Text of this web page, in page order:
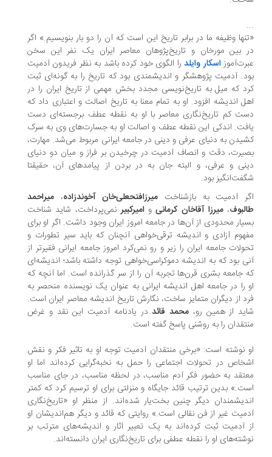
وظیفه ما در برابر تاریخ این است که آن را دو بار بنویسیم.» اگر
بین مورخان و تاریخ‌پژوهان معاصر ایران یک نفر این سخن
اسکار وایلدرا الگوی خود کرده باشد به نظر فریدون آدمیت
آدمیت پژوهشگر و اندیشمندی بود که تاریخ را به گونه‌ای ثبت
که میل به تاریخ‌نویسی مجدد بخش مهمی از تاریخ ایران را در
اندیشه افزود. او به تمام معنا به تاریخ اصالت و اعتباری داد که
کم تاریخ‌نگاری معاصر با او به نقطه عطف برجسته‌ای دست
اندکی این نقطه عطف و اصالت او به جسارت‌های وی به سرک
به دنیای عرفی و دینی در جامعه ایرانی مربوط می‌شد. مهارت،
دقت و انصاف آدمیت در چرخیدن بر فراز و میان دو دنیای
و عرفی، و البته جان به در بردن از پیامدهای آن، حقیقتا
بود.
آدمیت به بازشناختمیرزافتحعلی‌خان آخوندزاده،میراحمد
،میرزا آقاخان کرمانی وامیرکبیرنمی‌پرداخت، شاید شناخت
محدودی از آن‌ها در جامعه امروز ایران وجود داشت. اگر او برای
آزادی و اندیشه ترقی‌خواهی آنچنان که باید سیر تطورات و
جامعه ایران را زیر و رو نمی‌کرد امروز جامعه ایرانی فقیر‌تر از
بود که به اندیشه دموکراسی‌خواهی توجه داشته باشد؛ اندیشه‌ای
جامعه بشری قرن‌ها تجربه آن را از سر گذرانده است. اما آنچه که
را در جامعه اهل اندیشه ایرانی به عنوان یک نویسنده منحصر به
از دیگران متمایز ساخت، نگارش تاریخ اندیشه معاصر ایران است.
از همین رو،محمد قائددر یادنامه آدمیت این نقد و غرض
را به روشنی پاسخ گفته است.
نوشته است: «برخی منتقدان آدمیت توجه او به تاثیر فکر و نقش
در تحولات اجتماعی را حمل به نخبه‌گرایی کرده‌اند اما او
به حضور فکر آدم مناسب، در لحظه مناسب، در جای مناسب
بدین ترتیب قائد جایگاه و منزلتی برای او ترسیم کرد که کمتر
دیگر چنین بخت‌یار شده‌اند. از منظر او «تاریخ‌نگاری
غیر از فن نقالی است.» روایتی که قائد و دیگر هم‌اندیشان او
آدمیت ثبت کرده‌اند به یک تعبیر آثار و اندیشه‌های مترتب بر
او را نقطه عطفی برای تاریخ‌نگاری ایران دانسته‌اند.